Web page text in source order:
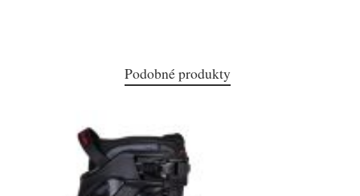
Podobné produkty